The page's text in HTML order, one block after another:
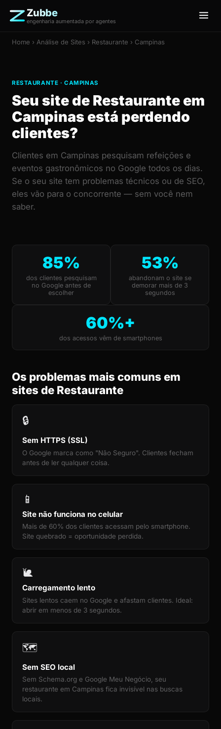
Zubbe
engenharia aumentada por agentes
Home › Análise de Sites › Restaurante › Campinas
RESTAURANTE · CAMPINAS
Seu site de Restaurante em
Campinas está perdendo
clientes?
Clientes em Campinas pesquisam refeições e
eventos gastronômicos no Google todos os dias.
Se o seu site tem problemas técnicos ou de SEO,
eles vão para o concorrente — sem você nem
saber.
85%
dos clientes pesquisam
no Google antes de
escolher
53%
abandonam o site se
demorar mais de 3
segundos
60%+
dos acessos vêm de smartphones
Os problemas mais comuns em
sites de Restaurante
🔒
Sem HTTPS (SSL)
O Google marca como "Não Seguro". Clientes fecham
antes de ler qualquer coisa.
📱
Site não funciona no celular
Mais de 60% dos clientes acessam pelo smartphone.
Site quebrado = oportunidade perdida.
🐌
Carregamento lento
Sites lentos caem no Google e afastam clientes. Ideal:
abrir em menos de 3 segundos.
🗺️
Sem SEO local
Sem Schema.org e Google Meu Negócio, seu
restaurante em Campinas fica invisível nas buscas
locais.